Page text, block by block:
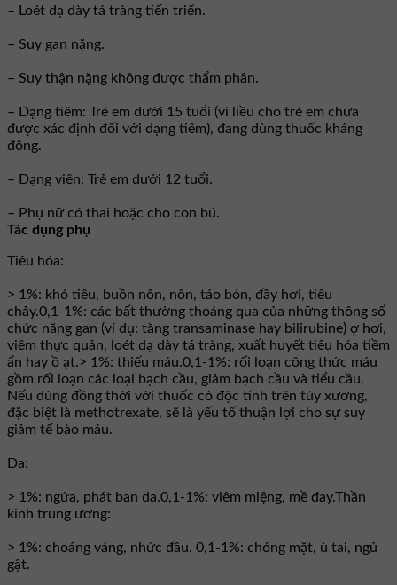
– Loét dạ dày tá tràng tiến triển.
– Suy gan nặng.
– Suy thận nặng không được thẩm phân.
– Dạng tiêm: Trẻ em dưới 15 tuổi (vì liều cho trẻ em chưa
được xác định đối với dạng tiêm), đang dùng thuốc kháng
đông.
– Dạng viên: Trẻ em dưới 12 tuổi.
– Phụ nữ có thai hoặc cho con bú.
Tác dụng phụ
Tiêu hóa:
> 1%: khó tiêu, buồn nôn, nôn, táo bón, đầy hơi, tiêu
chảy.0,1-1%: các bất thường thoáng qua của những thông số
chức năng gan (ví dụ: tăng transaminase hay bilirubine) ợ hơi,
viêm thực quản, loét dạ dày tá tràng, xuất huyết tiêu hóa tiềm
ẩn hay ồ ạt.> 1%: thiếu máu.0,1-1%: rối loạn công thức máu
gồm rối loạn các loại bạch cầu, giảm bạch cầu và tiểu cầu.
Nếu dùng đồng thời với thuốc có độc tính trên tủy xương,
đặc biệt là methotrexate, sẽ là yếu tố thuận lợi cho sự suy
giảm tế bào máu.
Da:
> 1%: ngứa, phát ban da.0,1-1%: viêm miệng, mề đay.Thần
kinh trung ương:
> 1%: choáng váng, nhức đầu. 0,1-1%: chóng mặt, ù tai, ngủ
gật.